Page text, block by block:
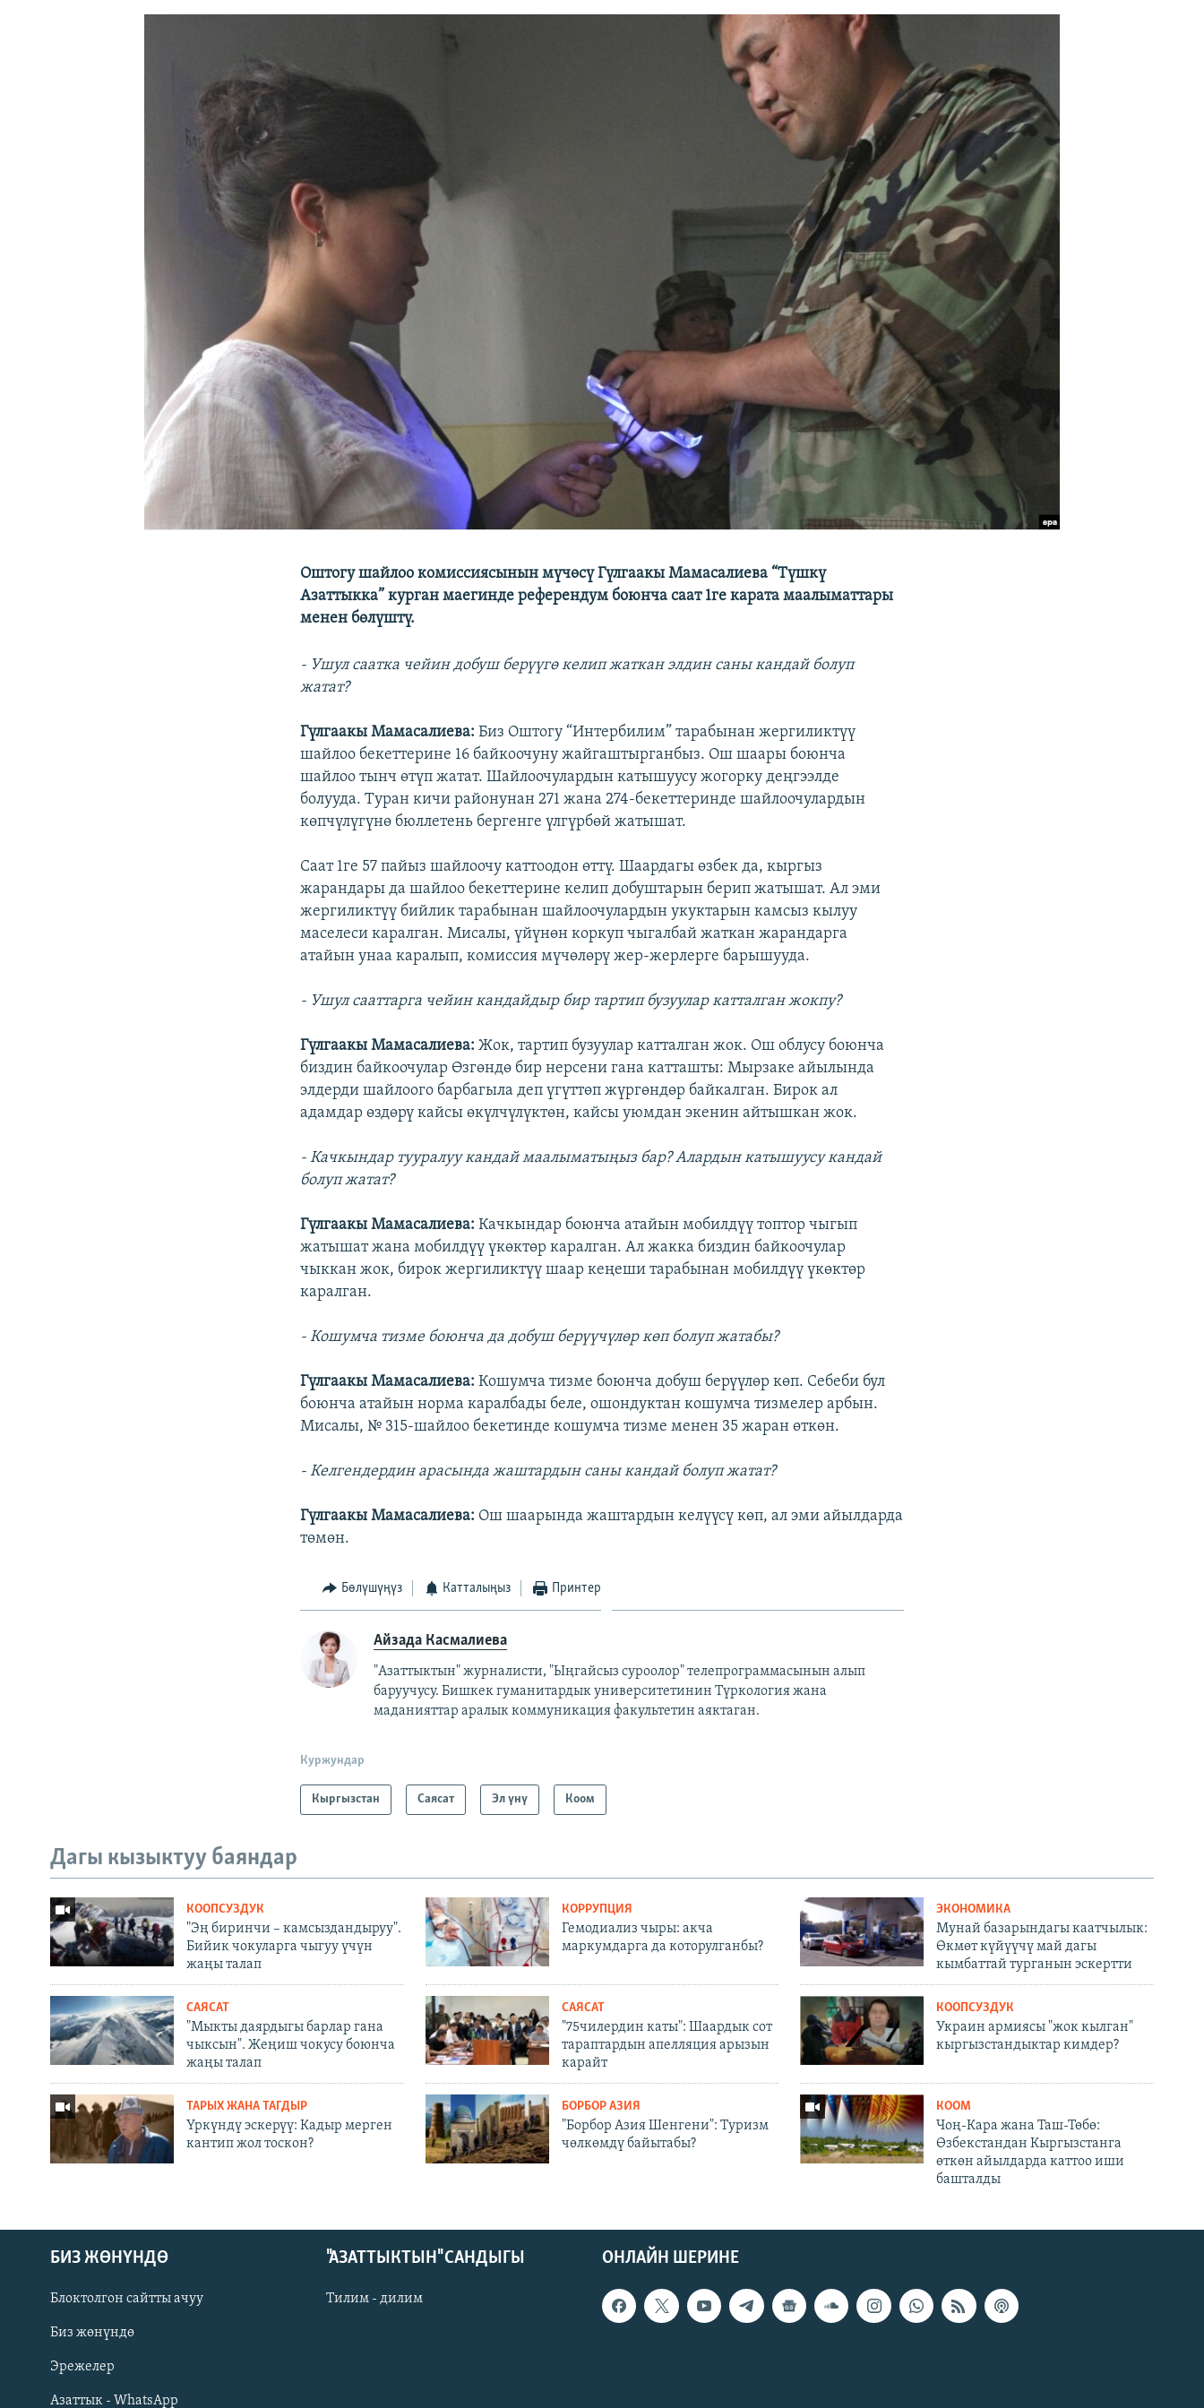
Русский
Оштогу шайлоо комиссиясынын мүчөсү Гүлгаакы Мамасалиева “Түшкү
Азаттыкка” курган маегинде референдум боюнча саат 1ге карата маалыматтары
менен бөлүштү.
- Ушул саатка чейин добуш берүүгө келип жаткан элдин саны кандай болуп
жатат?
Гүлгаакы Мамасалиева: Биз Оштогу “Интербилим” тарабынан жергиликтүү
шайлоо бекеттерине 16 байкоочуну жайгаштырганбыз. Ош шаары боюнча
шайлоо тынч өтүп жатат. Шайлоочулардын катышуусу жогорку деңгээлде
болууда. Туран кичи районунан 271 жана 274-бекеттеринде шайлоочулардын
көпчүлүгүнө бюллетень бергенге үлгүрбөй жатышат.
Саат 1ге 57 пайыз шайлоочу каттоодон өттү. Шаардагы өзбек да, кыргыз
жарандары да шайлоо бекеттерине келип добуштарын берип жатышат. Ал эми
жергиликтүү бийлик тарабынан шайлоочулардын укуктарын камсыз кылуу
маселеси каралган. Мисалы, үйүнөн коркуп чыгалбай жаткан жарандарга
атайын унаа каралып, комиссия мүчөлөрү жер-жерлерге барышууда.
- Ушул сааттарга чейин кандайдыр бир тартип бузуулар катталган жокпу?
Гүлгаакы Мамасалиева:Жок, тартип бузуулар катталган жок. Ош облусу боюнча
биздин байкоочулар Өзгөндө бир нерсени гана катташты: Мырзаке айылында
элдерди шайлоого барбагыла деп үгүттөп жүргөндөр байкалган. Бирок ал
адамдар өздөрү кайсы өкүлчүлүктөн, кайсы уюмдан экенин айтышкан жок.
- Качкындар тууралуу кандай маалыматыңыз бар? Алардын катышуусу кандай
болуп жатат?
Гүлгаакы Мамасалиева:Качкындар боюнча атайын мобилдүү топтор чыгып
жатышат жана мобилдүү үкөктөр каралган. Ал жакка биздин байкоочулар
чыккан жок, бирок жергиликтүү шаар кеңеши тарабынан мобилдүү үкөктөр
каралган.
- Кошумча тизме боюнча да добуш берүүчүлөр көп болуп жатабы?
Гүлгаакы Мамасалиева:Кошумча тизме боюнча добуш берүүлөр көп. Себеби бул
боюнча атайын норма каралбады беле, ошондуктан кошумча тизмелер арбын.
Мисалы, № 315-шайлоо бекетинде кошумча тизме менен 35 жаран өткөн.
- Келгендердин арасында жаштардын саны кандай болуп жатат?
Гүлгаакы Мамасалиева: Ош шаарында жаштардын келүүсү көп, ал эми айылдарда
төмөн.
Бөлүшүңүз Катталыңыз Принтер
Айзада Касмалиева
"Азаттыктын" журналисти, "Ыңгайсыз суроолор" телепрограммасынын алып
баруучусу. Бишкек гуманитардык университетинин Түркология жана
маданияттар аралык коммуникация факультетин аяктаган.
Куржундар
Кыргызстан Саясат Эл үнү Коом
Дагы кызыктуу баяндар
КООПСУЗДУК
"Эң биринчи – камсыздандыруу".
Бийик чокуларга чыгуу үчүн
жаңы талап
КОРРУПЦИЯ
Гемодиализ чыры: акча
маркумдарга да которулганбы?
ЭКОНОМИКА
Мунай базарындагы каатчылык:
Өкмөт күйүүчү май дагы
кымбаттай турганын эскертти
САЯСАТ
"Мыкты даярдыгы барлар гана
чыксын". Жеңиш чокусу боюнча
жаңы талап
САЯСАТ
"75чилердин каты": Шаардык сот
тараптардын апелляция арызын
карайт
КООПСУЗДУК
Украин армиясы "жок кылган"
кыргызстандыктар кимдер?
ТАРЫХ ЖАНА ТАГДЫР
Үркүндү эскерүү: Кадыр мерген
кантип жол тоскон?
БОРБОР АЗИЯ
"Борбор Азия Шенгени": Туризм
чөлкөмдү байытабы?
КООМ
Чоң-Кара жана Таш-Төбө:
Өзбекстандан Кыргызстанга
өткөн айылдарда каттоо иши
башталды
ОНЛАЙН ШЕРИНЕ
БИЗ ЖӨНҮНДӨ
Блоктолгон сайтты ачуу
Биз жөнүндө
Эрежелер
Азаттык - WhatsApp
"АЗАТТЫКТЫН" САНДЫГЫ
Тилим - дилим